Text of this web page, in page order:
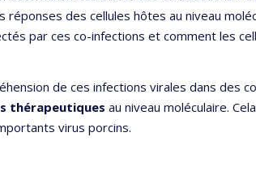
réponses des cellules hôtes au niveau
par ces co-infections et comment les
de ces infections virales dans des
thérapeutiques au niveau moléculaire.
virus porcins.